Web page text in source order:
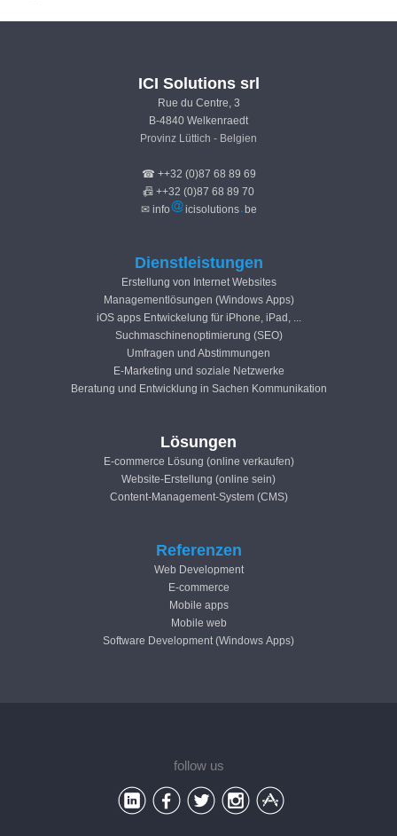
ICI Solutions srl
Rue du Centre, 3
B-4840 Welkenraedt
Provinz Lüttich - Belgien
☎ ++32 (0)87 68 89 69
📠 ++32 (0)87 68 89 70
✉ info
icisolutions be
Dienstleistungen
Erstellung von Internet Websites
Managementlösungen (Windows Apps)
iOS apps Entwickelung für iPhone, iPad, ...
Suchmaschinenoptimierung (SEO)
Umfragen und Abstimmungen
E-Marketing und soziale Netzwerke
Beratung und Entwicklung in Sachen Kommunikation
Lösungen
E-commerce Lösung (online verkaufen)
Website-Erstellung (online sein)
Content-Management-System (CMS)
Referenzen
Web Development
E-commerce
Mobile apps
Mobile web
Software Development (Windows Apps)
follow us